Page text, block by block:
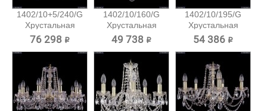
1402/10+5/240/G
Хрустальная
подвесная...
76 298 ₽
1402/10/160/G
Хрустальная
подвесная...
49 738 ₽
1402/10/195/G
Хрустальная
подвесная...
54 386 ₽